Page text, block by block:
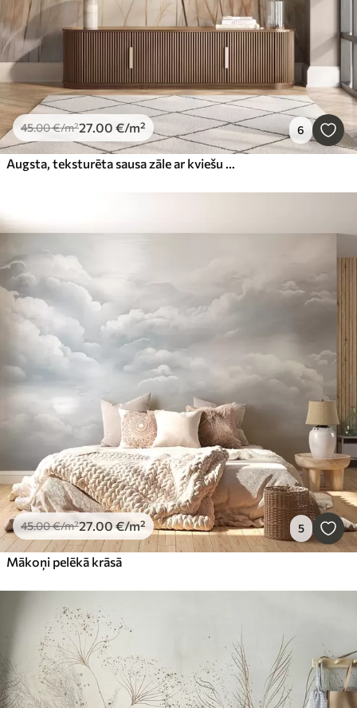
45.00€/m²27.00 €/m² 6
Augsta, teksturēta sausa zāle ar kviešu vārpām laukā uz maiga, gaiša fona
45.00€/m²27.00€/m² 5
Mākoņi pelēkā krāsā